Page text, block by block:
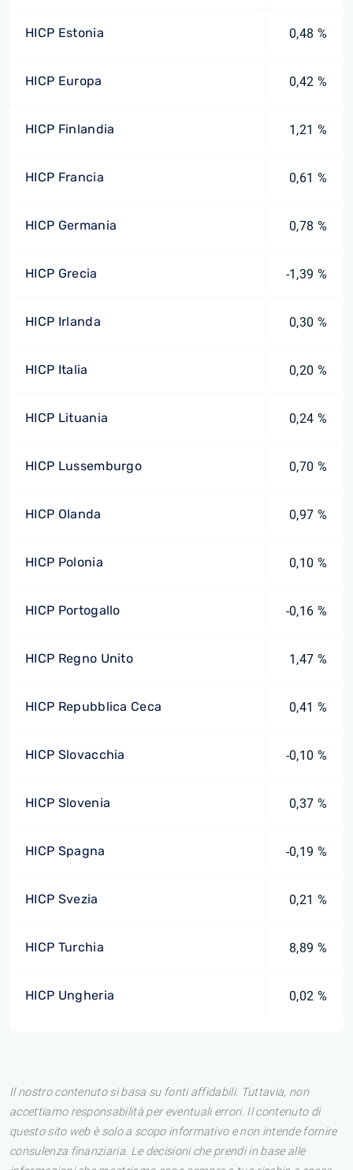
HICP Estonia 0,48 %
HICP Europa 0,42 %
HICP Finlandia 1,21 %
HICP Francia 0,61 %
HICP Germania 0,78 %
HICP Grecia -1,39 %
HICP Irlanda 0,30 %
HICP Italia 0,20 %
HICP Lituania 0,24 %
HICP Lussemburgo 0,70 %
HICP Olanda 0,97 %
HICP Polonia 0,10 %
HICP Portogallo -0,16 %
HICP Regno Unito 1,47 %
HICP Repubblica Ceca 0,41 %
HICP Slovacchia -0,10 %
HICP Slovenia 0,37 %
HICP Spagna -0,19 %
HICP Svezia 0,21 %
HICP Turchia 8,89 %
HICP Ungheria 0,02 %
Il nostro contenuto si basa su fonti affidabili. Tuttavia, non
accettiamo responsabilità per eventuali errori. Il contenuto di
questo sito web è solo a scopo informativo e non intende fornire
consulenza finanziaria. Le decisioni che prendi in base alle